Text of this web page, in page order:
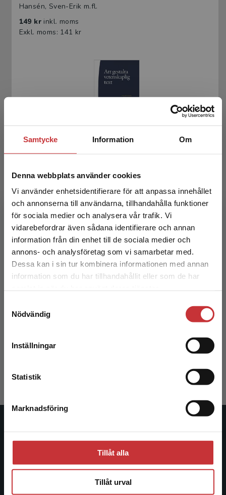
Samtycke Information Om
Denna webbplats använder cookies
Vi använder enhetsidentifierare för att anpassa innehållet
och annonserna till användarna, tillhandahålla funktioner
för sociala medier och analysera vår trafik. Vi
vidarebefordrar även sådana identifierare och annan
information från din enhet till de sociala medier och
annons- och analysföretag som vi samarbetar med.
Dessa kan i sin tur kombinera informationen med annan
information som du har tillhandahållit eller som de har
Nödvändig
Inställningar
Statistik
Marknadsföring
Tillåt alla
Tillåt urval
Begränsad fraktregion
Det verkar som att du besöker
studentlitteratur.se via en enhet utanför Sverige.
Vi erbjuder inte leveranser utanför Sverige. För
att kunna slutföra ett köp måste
Hansén, Sven-Erik m.fl.
149 kr inkl. moms
Exkl. moms: 141 kr
Att gestalta vetenskaplig text
Exkl. moms: 228 kr
examensarbeten och avhandlingar
Nyberg, R - Tidström, A
Studentlitteratur grundades 1963 och är idag Sveriges
ledande utbildningsförlag. Med läromedel, kurslitteratur,
facklitteratur, utbildningar och digitala